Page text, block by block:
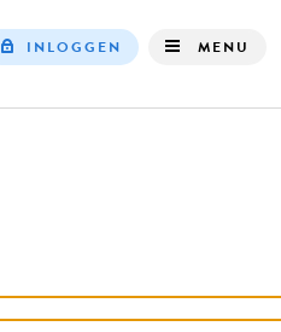
INLOGGEN MENU